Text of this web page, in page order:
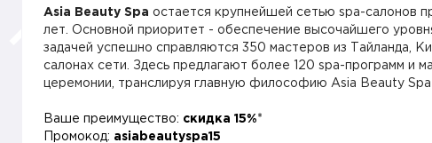
Asia Beauty Spa остается крупнейшей сетью spa-салонов
лет. Основной приоритет - обеспечение высочайшего
задачей успешно справляются 350 мастеров из Тайланда,
салонах сети. Здесь предлагают более 120 sра-программ и
церемонии, транслируя главную философию Asia Beauty Spa
Ваше преимущество: скидка 15%*
Промокод: asiabeautyspa15